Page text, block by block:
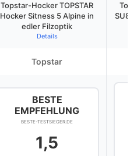
Topstar-Hocker TOPSTAR
Hocker Sitness 5 Alpine in
edler Filzoptik
Details
Topstar
BESTE
EMPFEHLUNG
BESTE-TESTSIEGER.DE
1,5